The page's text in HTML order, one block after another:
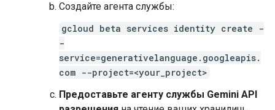
Создайте агента службы:
gcloud beta services identity create -
-
service=generativelanguage.googleapis.
com --project=<your_project>
Предоставьте агенту службы Gemini API